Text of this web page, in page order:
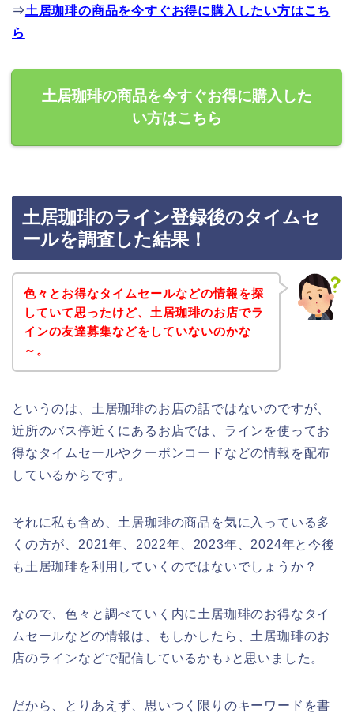
⇒土居珈琲の商品を今すぐお得に購入したい方はこち
ら
土居珈琲の商品を今すぐお得に購入した
い方はこちら
土居珈琲のライン登録後のタイムセ
ールを調査した結果！
色々とお得なタイムセールなどの情報を探
していて思ったけど、土居珈琲のお店でラ
インの友達募集などをしていないのかな
～。
というのは、土居珈琲のお店の話ではないのですが、
近所のバス停近くにあるお店では、ラインを使ってお
得なタイムセールやクーポンコードなどの情報を配布
しているからです。
それに私も含め、土居珈琲の商品を気に入っている多
くの方が、2021年、2022年、2023年、2024年と今後
も土居珈琲を利用していくのではないでしょうか？
なので、色々と調べていく内に土居珈琲のお得なタイ
ムセールなどの情報は、もしかしたら、土居珈琲のお
店のラインなどで配信しているかも♪と思いました。
だから、とりあえず、思いつく限りのキーワードを書